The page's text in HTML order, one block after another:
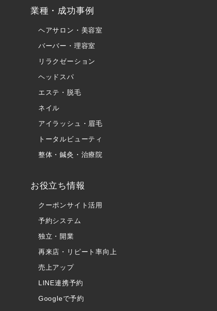
業種・成功事例
ヘアサロン・美容室
バーバー・理容室
リラクゼーション
ヘッドスパ
エステ・脱毛
ネイル
アイラッシュ・眉毛
トータルビューティ
整体・鍼灸・治療院
お役立ち情報
クーポンサイト活用
予約システム
独立・開業
再来店・リピート率向上
売上アップ
LINE連携予約
Googleで予約